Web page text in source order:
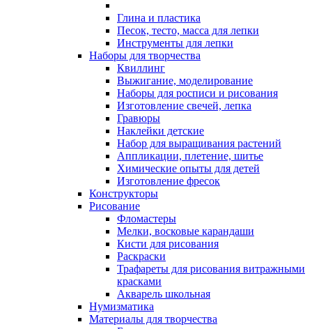
Глина и пластика
Песок, тесто, масса для лепки
Инструменты для лепки
Наборы для творчества
Квиллинг
Выжигание, моделирование
Наборы для росписи и рисования
Изготовление свечей, лепка
Гравюры
Наклейки детские
Набор для выращивания растений
Аппликации, плетение, шитье
Химические опыты для детей
Изготовление фресок
Конструкторы
Рисование
Фломастеры
Мелки, восковые карандаши
Кисти для рисования
Раскраски
Трафареты для рисования витражными
красками
Акварель школьная
Нумизматика
Материалы для творчества